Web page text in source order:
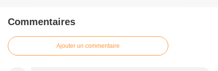
Commentaires
Ajouter un commentaire